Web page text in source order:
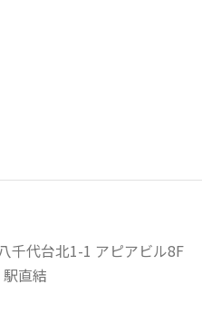
千代台北1-1 アピアビル8F
直結